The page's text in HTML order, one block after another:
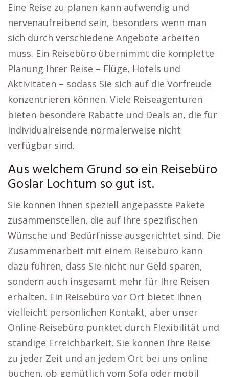
Eine Reise zu planen kann aufwendig und
nervenaufreibend sein, besonders wenn man
sich durch verschiedene Angebote arbeiten
muss. Ein Reisebüro übernimmt die komplette
Planung Ihrer Reise – Flüge, Hotels und
Aktivitäten – sodass Sie sich auf die Vorfreude
konzentrieren können. Viele Reiseagenturen
bieten besondere Rabatte und Deals an, die für
Individualreisende normalerweise nicht
verfügbar sind.
Aus welchem Grund so ein Reisebüro
Goslar Lochtum so gut ist.
Sie können Ihnen speziell angepasste Pakete
zusammenstellen, die auf Ihre spezifischen
Wünsche und Bedürfnisse ausgerichtet sind. Die
Zusammenarbeit mit einem Reisebüro kann
dazu führen, dass Sie nicht nur Geld sparen,
sondern auch insgesamt mehr für Ihre Reisen
erhalten. Ein Reisebüro vor Ort bietet Ihnen
vielleicht persönlichen Kontakt, aber unser
Online-Reisebüro punktet durch Flexibilität und
ständige Erreichbarkeit. Sie können Ihre Reise
zu jeder Zeit und an jedem Ort bei uns online
buchen, ob gemütlich vom Sofa oder mobil